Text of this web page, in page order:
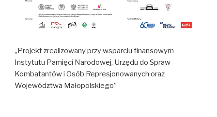
„Projekt zrealizowany przy wsparciu finansowym
Instytutu Pamięci Narodowej, Urzędu do Spraw
Kombatantów i Osób Represjonowanych oraz
Województwa Małopolskiego”